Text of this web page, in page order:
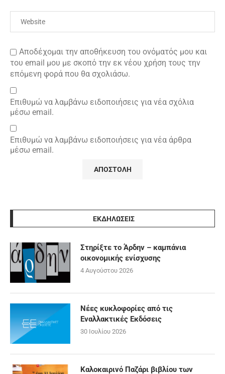
Αποδέχομαι την αποθήκευση του ονόματός μου και
του email μου με σκοπό την εκ νέου χρήση τους την
επόμενη φορά που θα σχολιάσω.
Επιθυμώ να λαμβάνω ειδοποιήσεις για νέα σχόλια
μέσω email.
Επιθυμώ να λαμβάνω ειδοποιήσεις για νέα άρθρα
μέσω email.
ΕΚΔΗΛΩΣΕΙΣ
Στηρίξτε το Άρδην – καμπάνια
οικονομικής ενίσχυσης
4 Αυγούστου 2026
Νέες κυκλοφορίες από τις
Εναλλακτικές Εκδόσεις
30 Ιουλίου 2026
Καλοκαιρινό Παζάρι βιβλίου των